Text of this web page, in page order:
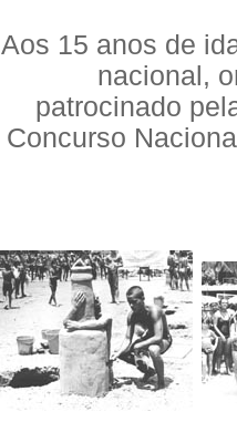
Aos 15 anos de
nacional,
patrocinado
Concurso